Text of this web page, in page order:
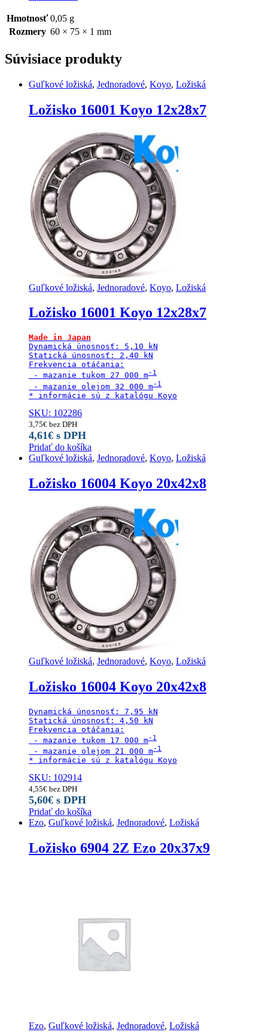
Hmotnosť 0,05 g
Rozmery 60 × 75 × 1 mm
Súvisiace produkty
Guľkové ložiská, Jednoradové, Koyo, Ložiská
Ložisko 16001 Koyo 12x28x7
Guľkové ložiská, Jednoradové, Koyo, Ložiská
Ložisko 16001 Koyo 12x28x7
Dynamická únosnosť: 5,10 kN
Statická únosnosť: 2,40 kN
Frekvencia otáčania:
- mazanie tukom 27 000 m
- mazanie olejom 32 000 m
* informácie sú z katalógu Koyo
SKU: 102286
3,75€ bez DPH
4,61€ s DPH
Pridať do košíka
Guľkové ložiská, Jednoradové, Koyo, Ložiská
Ložisko 16004 Koyo 20x42x8
Guľkové ložiská, Jednoradové, Koyo, Ložiská
Ložisko 16004 Koyo 20x42x8
Dynamická únosnosť: 7,95 kN
Statická únosnosť: 4,50 kN
Frekvencia otáčania:
- mazanie tukom 17 000 m
- mazanie olejom 21 000 m
* informácie sú z katalógu Koyo
SKU: 102914
4,55€ bez DPH
5,60€ s DPH
Pridať do košíka
Ezo, Guľkové ložiská, Jednoradové, Ložiská
Ložisko 6904 2Z Ezo 20x37x9
Ezo, Guľkové ložiská, Jednoradové, Ložiská